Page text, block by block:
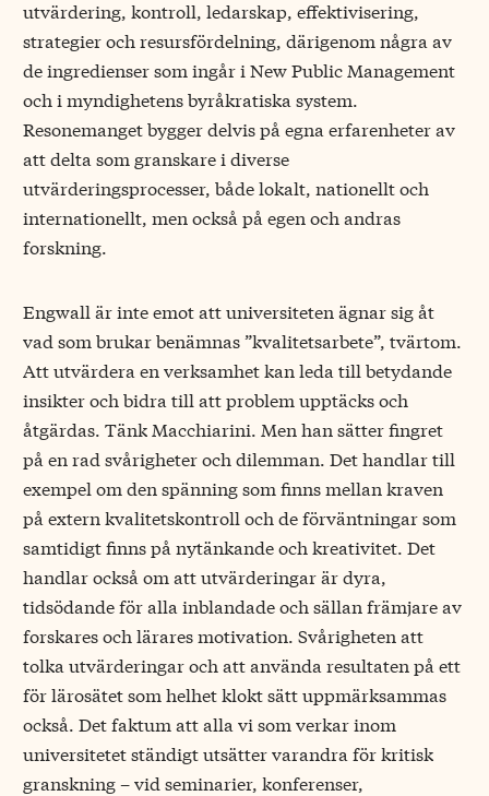
utvärdering, kontroll, ledarskap, effektivisering,
strategier och resursfördelning, därigenom några av
de ingredienser som ingår i New Public Management
och i myndighetens byråkratiska system.
Resonemanget bygger delvis på egna erfarenheter av
att delta som granskare i diverse
utvärderingsprocesser, både lokalt, nationellt och
internationellt, men också på egen och andras
forskning.
Engwall är inte emot att universiteten ägnar sig åt
vad som brukar benämnas ”kvalitetsarbete”, tvärtom.
Att utvärdera en verksamhet kan leda till betydande
insikter och bidra till att problem upptäcks och
åtgärdas. Tänk Macchiarini. Men han sätter fingret
på en rad svårigheter och dilemman. Det handlar till
exempel om den spänning som finns mellan kraven
på extern kvalitetskontroll och de förväntningar som
samtidigt finns på nytänkande och kreativitet. Det
handlar också om att utvärderingar är dyra,
tidsödande för alla inblandade och sällan främjare av
forskares och lärares motivation. Svårigheten att
tolka utvärderingar och att använda resultaten på ett
för lärosätet som helhet klokt sätt uppmärksammas
också. Det faktum att alla vi som verkar inom
universitetet ständigt utsätter varandra för kritisk
granskning – vid seminarier, konferenser,